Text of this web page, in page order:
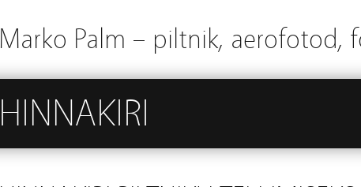
Marko Palm – piltnik, aerofotod,
HINNAKIRI